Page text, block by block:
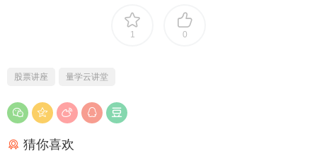
1 0
股票讲座 量学云讲堂
猜你喜欢